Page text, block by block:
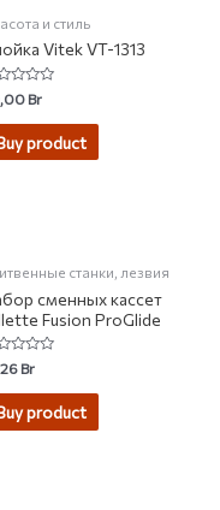
и стиль
Vitek VT-1313
Br
product
станки, лезвия
сменных кассет
Fusion ProGlide
Br
product